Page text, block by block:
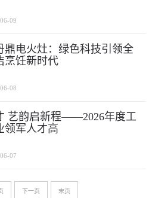
09
鼎电火灶：绿色科技引领全
烹饪新时代
08
艺韵启新程——2026年度工
领军人才高
07
下一页 末页